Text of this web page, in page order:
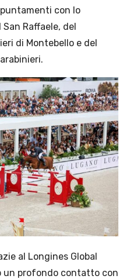
con lo
Raffaele, del
di Montebello e del
al Longines Global
un profondo contatto con